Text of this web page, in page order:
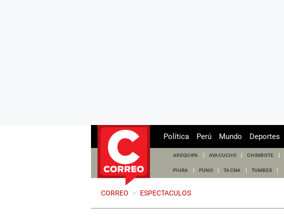
Política Perú Mundo Deportes
AREQUIPA AYACUCHO CHIMBOTE
PIURA PUNO TACNA TUMBES
CORREO > ESPECTACULOS